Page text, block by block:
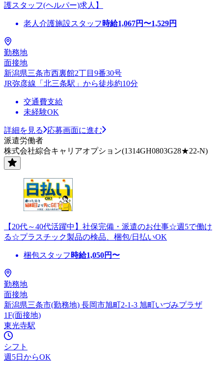
護スタッフ(ヘルパー)求人】
老人介護施設スタッフ 時給1,067円〜1,529円
勤務地
面接地
新潟県三条市西裏館2丁目9番30号
JR弥彦線「北三条駅」から徒歩約10分
交通費支給
未経験OK
詳細を見る
応募画面に進む
派遣労働者
株式会社綜合キャリアオプション(1314GH0803G28★22-N)
【20代～40代活躍中】社保完備・派遣のお仕事☆週5で働け
る☆プラスチック製品の検品、梱包/日払いOK
梱包スタッフ 時給1,050円〜
勤務地
面接地
新潟県三条市(勤務地) 長岡市旭町2-1-3 旭町いづみプラザ
1F(面接地)
東光寺駅
シフト
週5日からOK